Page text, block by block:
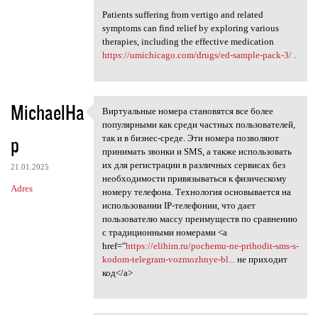
Patients suffering from vertigo and related
symptoms can find relief by exploring various
therapies, including the effective medication
https://umichicago.com/drugs/ed-sample-pack-3/.
MichaelHa
p
21.01.2025
Adres
Виртуальные номера становятся
Виртуальные номера становятся все более
популярными как среди частных пользователей,
так и в бизнес-среде. Эти номера позволяют
принимать звонки и SMS, а также использовать
их для регистрации в различных сервисах без
необходимости привязываться к физическому
номеру телефона. Технология основывается на
использовании IP-телефонии, что дает
пользователю массу преимуществ по сравнению
с традиционными номерами <a
href="https://elihim.ru/pochemu-ne-prihodit-sms-s-
kodom-telegram-vozmozhnye-bl...
не приходит
код</a>